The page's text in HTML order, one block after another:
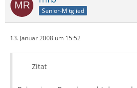
Senior-Mitglied
13. Januar 2008 um 15:52
Zitat